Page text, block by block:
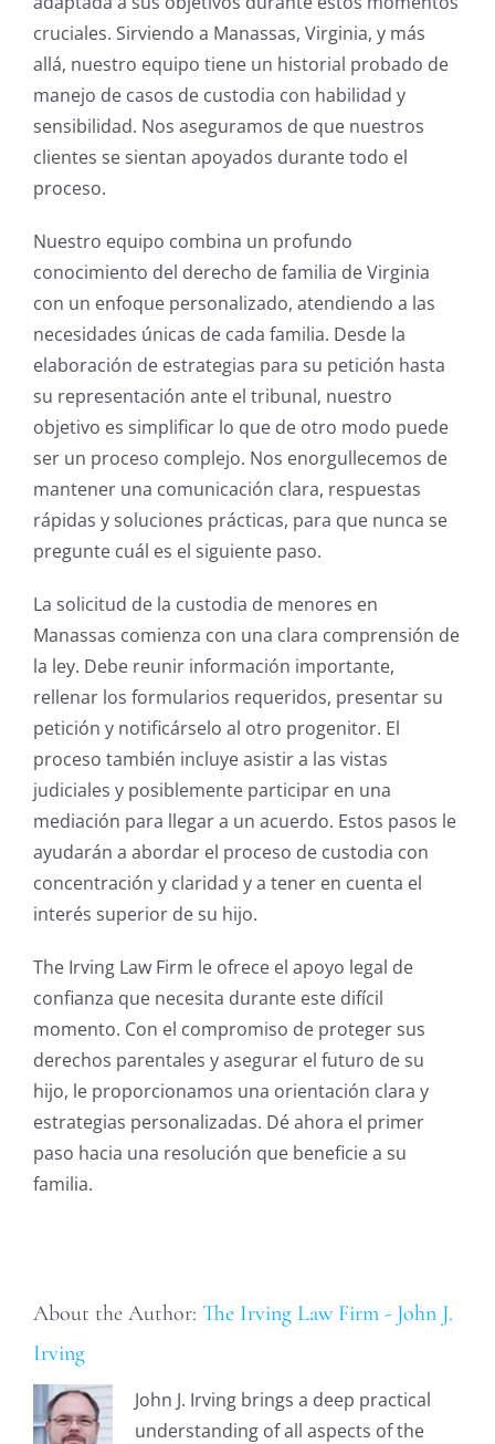
cruciales. Sirviendo a Manassas, Virginia, y más
allá, nuestro equipo tiene un historial probado de
manejo de casos de custodia con habilidad y
sensibilidad. Nos aseguramos de que nuestros
clientes se sientan apoyados durante todo el
proceso.
Nuestro equipo combina un profundo
conocimiento del derecho de familia de Virginia
con un enfoque personalizado, atendiendo a las
necesidades únicas de cada familia. Desde la
elaboración de estrategias para su petición hasta
su representación ante el tribunal, nuestro
objetivo es simplificar lo que de otro modo puede
ser un proceso complejo. Nos enorgullecemos de
mantener una comunicación clara, respuestas
rápidas y soluciones prácticas, para que nunca se
pregunte cuál es el siguiente paso.
La solicitud de la custodia de menores en
Manassas comienza con una clara comprensión de
la ley. Debe reunir información importante,
rellenar los formularios requeridos, presentar su
petición y notificárselo al otro progenitor. El
proceso también incluye asistir a las vistas
judiciales y posiblemente participar en una
mediación para llegar a un acuerdo. Estos pasos le
ayudarán a abordar el proceso de custodia con
concentración y claridad y a tener en cuenta el
interés superior de su hijo.
The Irving Law Firm le ofrece el apoyo legal de
confianza que necesita durante este difícil
momento. Con el compromiso de proteger sus
derechos parentales y asegurar el futuro de su
hijo, le proporcionamos una orientación clara y
estrategias personalizadas. Dé ahora el primer
paso hacia una resolución que beneficie a su
familia.
About the Author: The Irving Law Firm - John J.
Irving
John J. Irving brings a deep practical
understanding of all aspects of the